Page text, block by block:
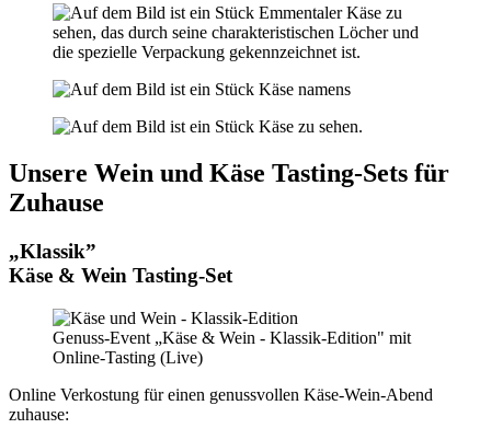
Unsere Wein und Käse Tasting-Sets für
Zuhause
„Klassik”
Käse & Wein Tasting-Set
Genuss-Event „Käse & Wein - Klassik-Edition" mit
Online-Tasting (Live)
Online Verkostung für einen genussvollen Käse-Wein-Abend
zuhause: